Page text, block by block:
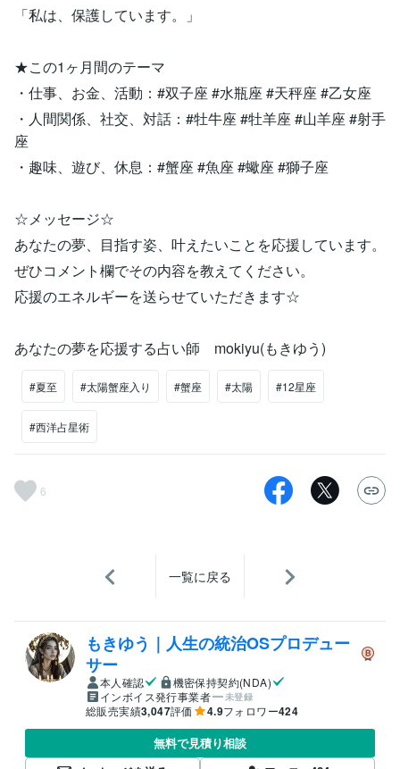
「私は、保護しています。」
★この1ヶ月間のテーマ
・仕事、お金、活動：#双子座 #水瓶座 #天秤座 #乙女座
・人間関係、社交、対話：#牡牛座 #牡羊座 #山羊座 #射手
座
・趣味、遊び、休息：#蟹座 #魚座 #蠍座 #獅子座
☆メッセージ☆
あなたの夢、目指す姿、叶えたいことを応援しています。
ぜひコメント欄でその内容を教えてください。
応援のエネルギーを送らせていただきます☆
あなたの夢を応援する占い師 mokiyu(もきゆう)
#夏至 #太陽蟹座入り #蟹座 #太陽 #12星座
#西洋占星術
6
一覧に戻る
もきゆう｜人生の統治OSプロデュー
サー
本人確認
機密保持契約(NDA)
インボイス発行事業者
未登録
総販売実績3,047評価 4.9フォロワー424
無料で見積り相談